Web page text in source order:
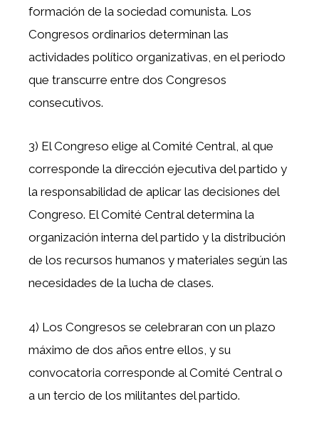
formación de la sociedad comunista. Los
Congresos ordinarios determinan las
actividades político organizativas, en el periodo
que transcurre entre dos Congresos
consecutivos.
3) El Congreso elige al Comité Central, al que
corresponde la dirección ejecutiva del partido y
la responsabilidad de aplicar las decisiones del
Congreso. El Comité Central determina la
organización interna del partido y la distribución
de los recursos humanos y materiales según las
necesidades de la lucha de clases.
4) Los Congresos se celebraran con un plazo
máximo de dos años entre ellos, y su
convocatoria corresponde al Comité Central o
a un tercio de los militantes del partido.